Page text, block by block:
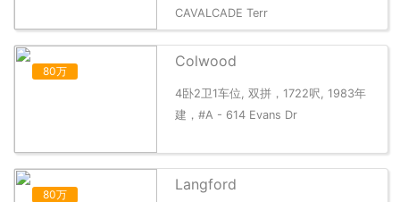
CAVALCADE Terr
80万
Colwood
4卧2卫1车位, 双拼，1722呎, 1983年
建，#A - 614 Evans Dr
80万
Langford